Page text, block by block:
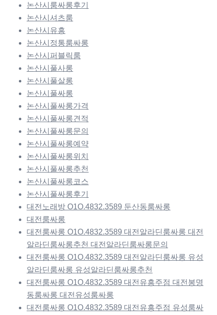
논산시룸싸롱후기
논산시셔츠룸
논산시유흥
논산시정통룸싸롱
논산시퍼블릭룸
논산시풀사롱
논산시풀살롱
논산시풀싸롱
논산시풀싸롱가격
논산시풀싸롱견적
논산시풀싸롱문의
논산시풀싸롱예약
논산시풀싸롱위치
논산시풀싸롱추천
논산시풀싸롱코스
논산시풀싸롱후기
대전노래방 O1O.4832.3589 둔산동룸싸롱
대전룸싸롱
대전룸싸롱 O1O.4832.3589 대전알라딘룸싸롱 대전
알라딘룸싸롱추천 대전알라딘룸싸롱문의
대전룸싸롱 O1O.4832.3589 대전알라딘룸싸롱 유성
알라딘룸싸롱 유성알라딘룸싸롱추천
대전룸싸롱 O1O.4832.3589 대전유흥주점 대전봉명
동룸싸롱 대전유성룸싸롱
대전룸싸롱 O1O.4832.3589 대전유흥주점 유성룸싸